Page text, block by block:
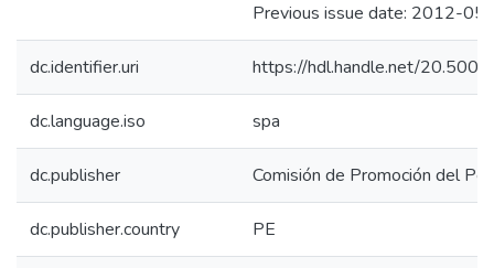
Previous issue date: 2012-
dc.identifier.uri https://hdl.handle.net/
dc.language.iso spa
dc.publisher Comisión de Promoción del
dc.publisher.country PE